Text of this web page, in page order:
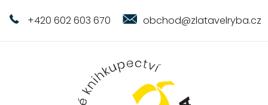
+420 602 603 670 obchod@zlatavelryba.cz